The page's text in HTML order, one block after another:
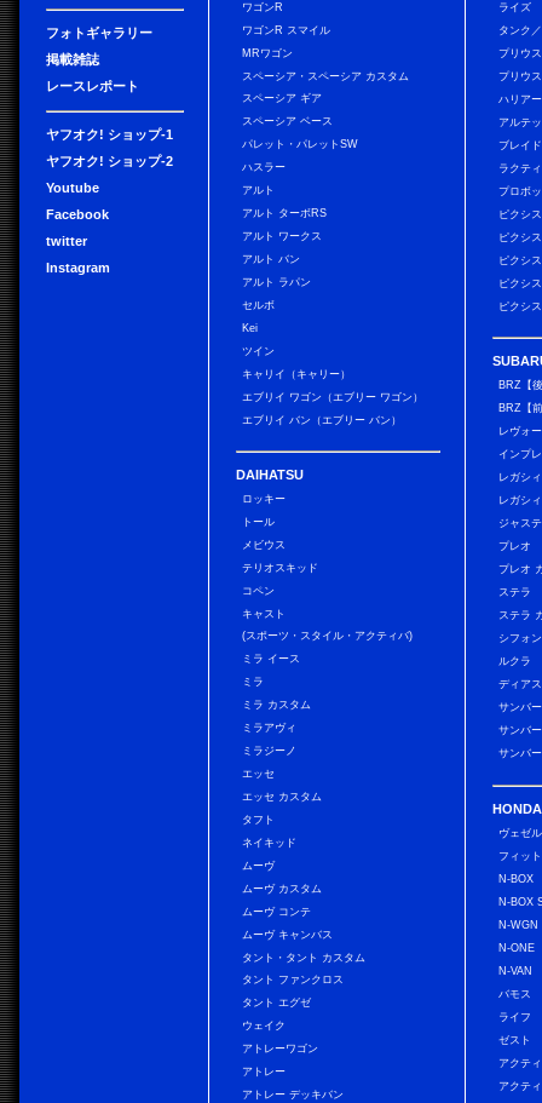
フォトギャラリー
掲載雑誌
レースレポート
ヤフオク! ショップ-1
ヤフオク! ショップ-2
Youtube
Facebook
twitter
Instagram
ワゴンR
ワゴンR スマイル
MRワゴン
スペーシア・スペーシア カスタム
スペーシア ギア
スペーシア ベース
パレット・パレットSW
ハスラー
アルト
アルト ターボRS
アルト ワークス
アルト バン
アルト ラパン
セルボ
Kei
ツイン
キャリイ（キャリー）
エブリイ ワゴン（エブリー ワゴン）
エブリイ バン（エブリー バン）
DAIHATSU
ロッキー
トール
メビウス
テリオスキッド
コペン
キャスト
(スポーツ・スタイル・アクティバ)
ミラ イース
ミラ
ミラ カスタム
ミラアヴィ
ミラジーノ
エッセ
エッセ カスタム
タフト
ネイキッド
ムーヴ
ムーヴ カスタム
ムーヴ コンテ
ムーヴ キャンバス
タント・タント カスタム
タント ファンクロス
タント エグゼ
ウェイク
アトレーワゴン
アトレー
アトレー デッキバン
ライズ
タンク
プリウス
プリウ
ハリアー
アルテ
ブレイド
ラクテ
プロボ
ピクシ
ピクシ
ピクシ
ピクシ
ピクシ
BRZ【
BRZ【
レヴォ
インプ
レガシ
レガシ
ジャス
プレオ
プレオ
ステラ
ステラ
シフォ
ルクラ
ディア
サンバ
サンバ
サンバ
HONDA
ヴェゼル
フィット
N-BOX
N-BOX
N-WGN
N-ONE
N-VAN
バモス
ライフ
ゼスト
アクテ
アクテ